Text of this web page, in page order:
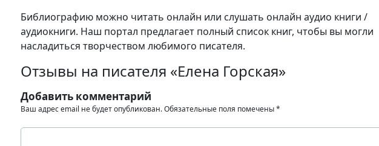
Библиографию можно читать онлайн или слушать онлайн аудио книги /
аудиокниги. Наш портал предлагает полный список книг, чтобы вы могли
насладиться творчеством любимого писателя.
Отзывы на писателя «Елена Горская»
Добавить комментарий
Ваш адрес email не будет опубликован.Обязательные поля помечены*